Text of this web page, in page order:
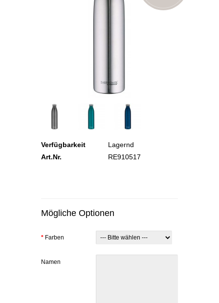
Verfügbarkeit
Lagernd
Art.Nr.
RE910517
Mögliche Optionen
* Farben
Namen